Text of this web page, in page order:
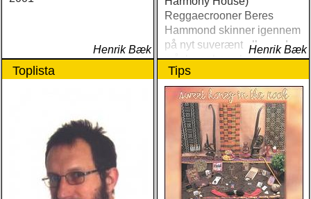
Henrik Bæk
Reggaecrooner Beres
Hammond skinner igennem
på nyt suverænt album, der
måske er hans bedste
gennem tiderne
Henrik Bæk
Toplista Tips